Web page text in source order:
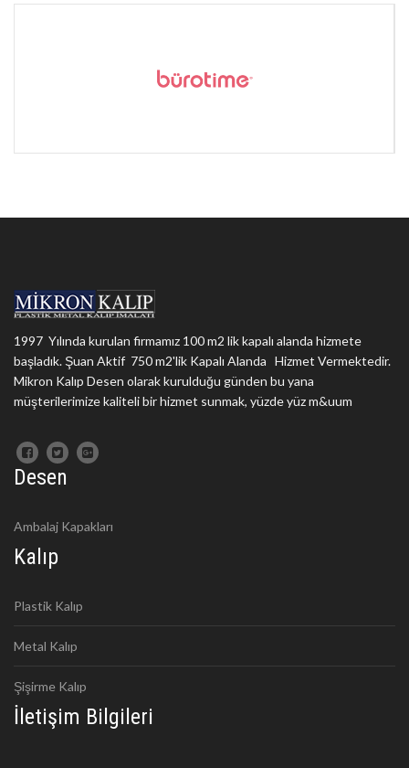
1997 Yılında kurulan firmamız 100 m2 lik kapalı alanda hizmete
başladık. Şuan Aktif 750 m2'lik Kapalı Alanda Hizmet Vermektedir.
Mikron Kalıp Desen olarak kurulduğu günden bu yana
müşterilerimize kaliteli bir hizmet sunmak, yüzde yüz m&uum
Desen
Ambalaj Kapakları
Kalıp
Plastik Kalıp
Metal Kalıp
Şişirme Kalıp
İletişim Bilgileri